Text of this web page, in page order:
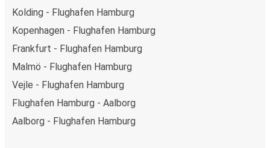
Kolding - Flughafen Hamburg
Kopenhagen - Flughafen Hamburg
Frankfurt - Flughafen Hamburg
Malmö - Flughafen Hamburg
Vejle - Flughafen Hamburg
Flughafen Hamburg - Aalborg
Aalborg - Flughafen Hamburg